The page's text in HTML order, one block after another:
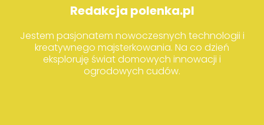
Redakcja polenka.pl
Jestem pasjonatem nowoczesnych technologii i
kreatywnego majsterkowania. Na co dzień
eksploruję świat domowych innowacji i
ogrodowych cudów.